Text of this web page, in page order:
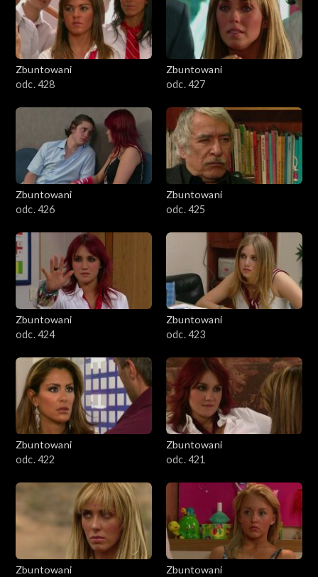
Zbuntowani
odc. 428
Zbuntowani
odc. 427
Zbuntowani
odc. 426
Zbuntowani
odc. 425
Zbuntowani
odc. 424
Zbuntowani
odc. 423
Zbuntowani
odc. 422
Zbuntowani
odc. 421
Zbuntowani
Zbuntowani